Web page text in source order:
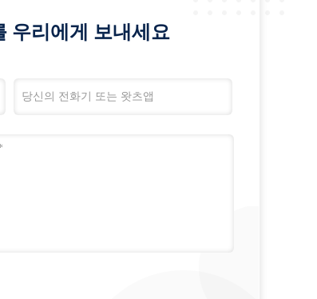
우리에게 보내세요